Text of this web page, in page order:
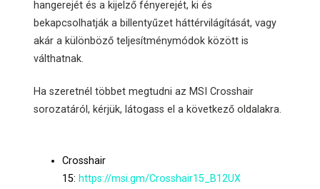
hangerejét és a kijelző fényerejét, ki és
bekapcsolhatják a billentyűzet háttérvilágítását, vagy
akár a különböző teljesítménymódok között is
válthatnak.
Ha szeretnél többet megtudni az MSI Crosshair
sorozatáról, kérjük, látogass el a következő oldalakra.
Crosshair
15: https://msi.gm/Crosshair15_B12UX